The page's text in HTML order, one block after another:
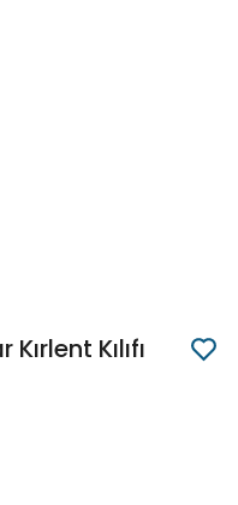
Kılıfı